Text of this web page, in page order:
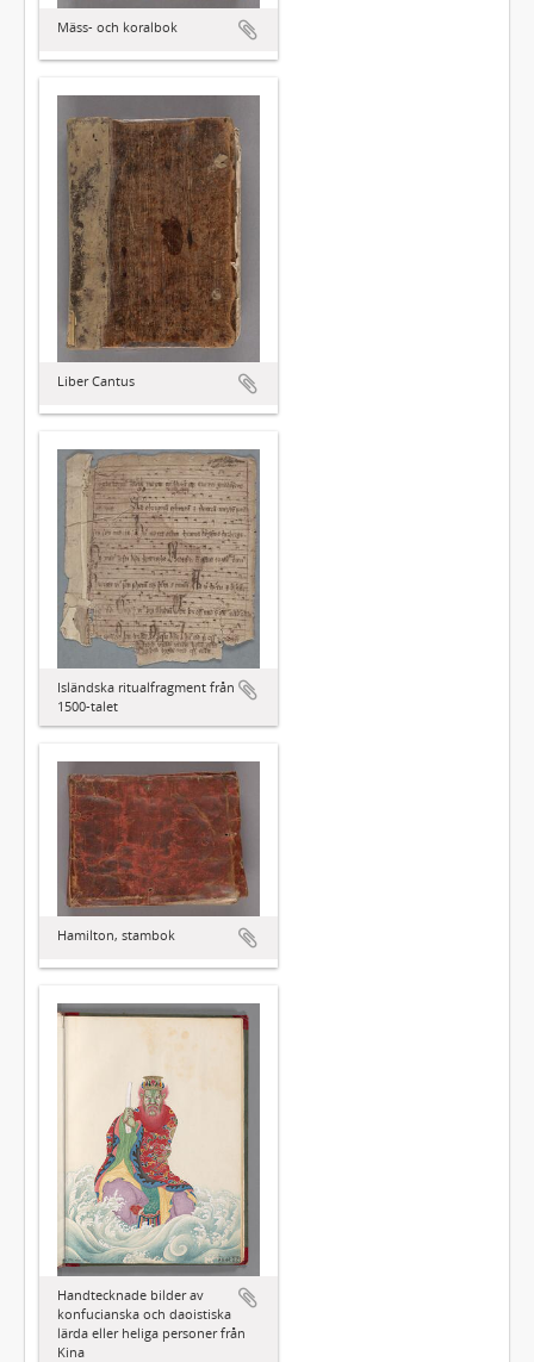
Mäss- och koralbok
Liber Cantus
Isländska ritualfragment från
1500-talet
Hamilton, stambok
Handtecknade bilder av
konfucianska och daoistiska
lärda eller heliga personer från
Kina